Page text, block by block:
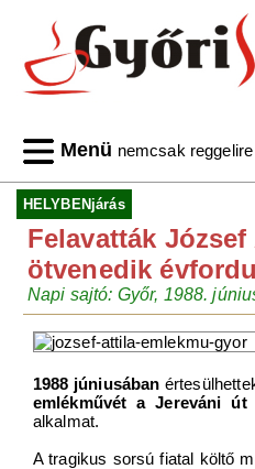
Menü nemcsak reggelire
HELYBENjárás
Felavatták
ötvenedik
Napi sajtó: Győr, 1988.
1988 júniusában
emlékművét a Jereváni
alkalmat.
A tragikus sorsú fiatal költő